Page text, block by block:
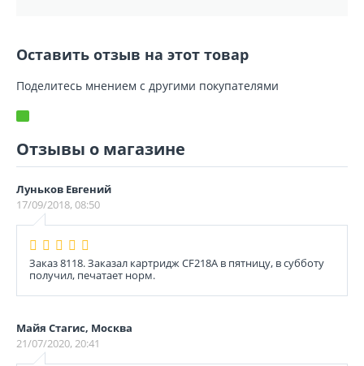
Оставить отзыв на этот товар
Поделитесь мнением с другими покупателями
Отзывы о магазине
Луньков Евгений
17/09/2018, 08:50
Заказ 8118. Заказал картридж CF218A в пятницу, в субботу
получил, печатает норм.
Майя Стагис, Москва
21/07/2020, 20:41